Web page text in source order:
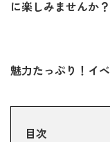
に楽しみませんか？
魅力たっぷり！イ
目次